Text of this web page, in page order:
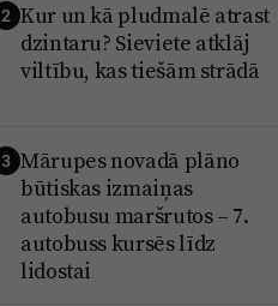
2 Kur un kā pludmalē atrast
dzintaru? Sieviete atklāj
viltību, kas tiešām strādā
3 Mārupes novadā plāno
būtiskas izmaiņas
autobusu maršrutos – 7.
autobuss kursēs līdz
lidostai